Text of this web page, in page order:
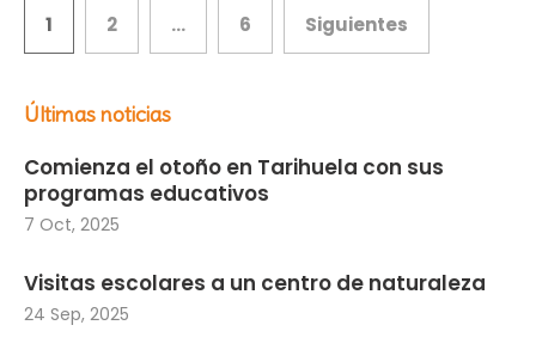
Paginación
de
entradas
1 2 … 6 Siguientes
Últimas noticias
Comienza el otoño en Tarihuela con sus
programas educativos
7 Oct, 2025
Visitas escolares a un centro de naturaleza
24 Sep, 2025